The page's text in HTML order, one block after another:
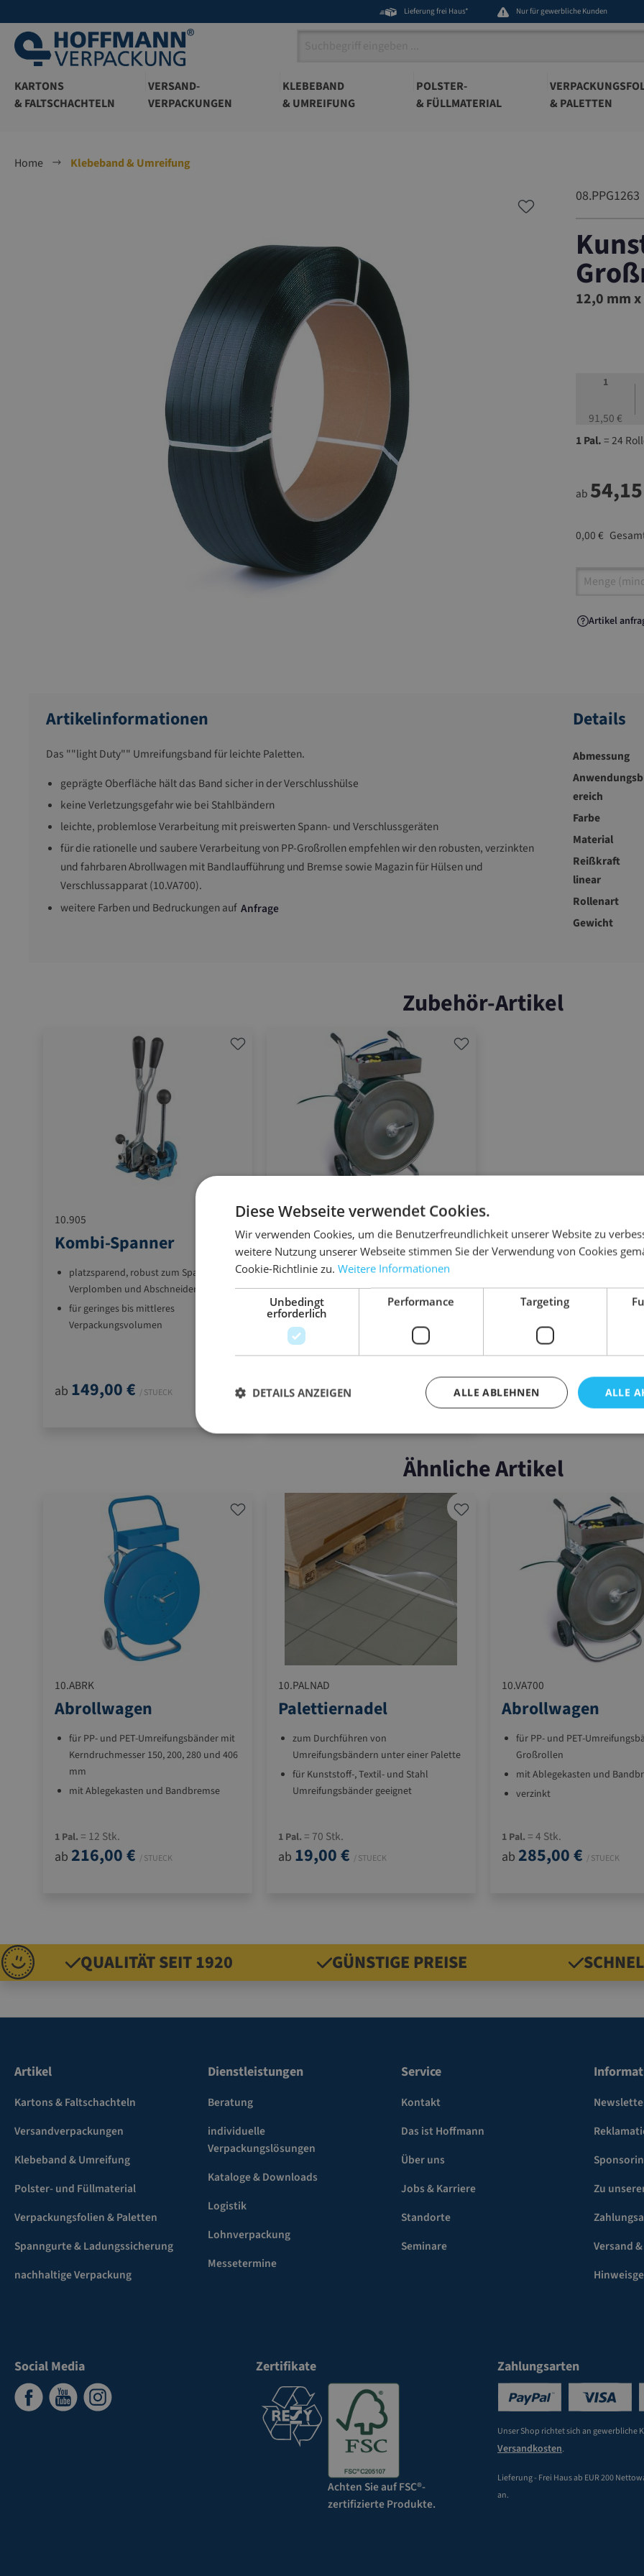
Lieferung frei Haus* Nur für gewerbliche Kunden
KARTONS
& FALTSCHACHTELN
VERSAND-
VERPACKUNGEN
KLEBEBAND
& UMREIFUNG
POLSTER-
& FÜLLMATERIAL
& PALETTEN
Home
Klebeband & Umreifung
08.PPG1263
12,0 mm
1
91,50 €
1 Pal.= 24
ab
0,00 €
Artikel
Artikel
Artikelinformationen
Das ""light Duty"" Umreifungsband für leichte Paletten.
geprägte Oberfläche hält das Band sicher in der Verschlusshülse
keine Verletzungsgefahr wie bei Stahlbändern
leichte, problemlose Verarbeitung mit preiswerten Spann- und Verschlussgeräten
für die rationelle und saubere Verarbeitung von PP-Großrollen empfehlen wir den robusten, verzinkten
und fahrbaren Abrollwagen mit Bandlaufführung und Bremse sowie Magazin für Hülsen und
Verschlussapparat (10.VA700).
weitere Farben und Bedruckungen auf Anfrage
Details
Abmessung
Anwendungsb
ereich
Farbe
Material
Reißkraft
linear
Rollenart
Gewicht
Zubehör-Artikel
10.905
Kombi-Spanner
platzsparend, robust zum Spannen,
Verplomben und Abschneiden
für geringes bis mittleres
Verpackungsvolumen
ab 149,00 € / STUECK
10.VA700
Abrollwagen
für PP- und PET-Umreifungsbänder
Großrollen
mit Ablegekasten und Bandbremse
verzinkt
ab 285,00 €
Ähnliche Artikel
10.ABRK
Abrollwagen
für PP- und PET-Umreifungsbänder mit
Kerndruchmesser 150, 200, 280 und 406
mm
mit Ablegekasten und Bandbremse
1 Pal. = 12 Stk.
ab 216,00 € / STUECK
10.PALNAD
Palettiernadel
zum Durchführen von
Umreifungsbändern unter einer Palette
für Kunststoff-, Textil- und Stahl
Umreifungsbänder geeignet
1 Pal. = 70 Stk.
ab 19,00 € / STUECK
10.VA700
Abrollwagen
für PP- und PET-
Großrollen
mit Ablegekasten und
verzinkt
1 Pal. = 4 Stk.
ab 285,00 € / STUECK
QUALITÄT SEIT 1920 GÜNSTIGE PREISE
Artikel
Kartons & Faltschachteln
Versandverpackungen
Klebeband & Umreifung
Polster- und Füllmaterial
Verpackungsfolien & Paletten
Spanngurte & Ladungssicherung
nachhaltige Verpackung
Dienstleistungen
Beratung
individuelle
Verpackungslösungen
Kataloge & Downloads
Logistik
Lohnverpackung
Messetermine
Service
Kontakt
Das ist Hoffmann
Über uns
Jobs & Karriere
Standorte
Seminare
Zu
Versand
Social Media Zertifikate
Achten Sie auf FSC®-
zertifizierte Produkte.
Zahlungsarten
Unser Shop richtet sich an gewerbliche
Versandkosten.
Lieferung - Frei Haus ab EUR 200
an.
Diese Webseite verwendet Cookies.
Wir verwenden Cookies, um die Benutzerfreundlichkeit unserer Website zu
weitere Nutzung unserer Webseite stimmen Sie der Verwendung von Cookies
Cookie-Richtlinie zu. Weitere Informationen
Unbedingt
erforderlich
Performance Targeting
ALLE
ALLE ABLEHNEN
DETAILS ANZEIGEN